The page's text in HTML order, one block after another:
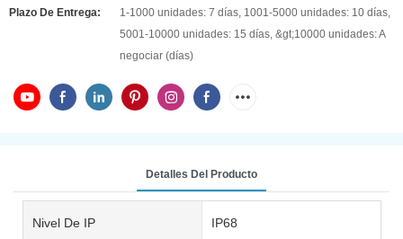
Plazo De Entrega:
1-1000 unidades: 7 días, 1001-5000 unidades: 10 días,
5001-10000 unidades: 15 días, &gt;10000 unidades: A
negociar (días)
Detalles Del Producto
Nivel De IP IP68